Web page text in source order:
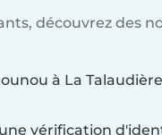
découvrez des
à La
vérification